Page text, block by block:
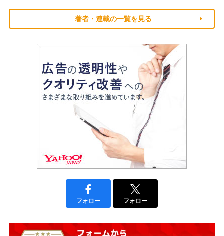
著者・連載の一覧を見る
フォロー フォロー